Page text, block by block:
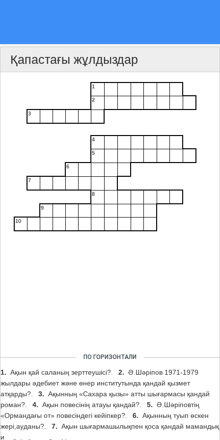
Қапастағы жұлдыздар
1
2
3
4
5
6
7
8
9
10
ПО ГОРИЗОНТАЛИ
1. Ақын қай саланың зерттеушісі?. 2. Ә.Шәріпов 1971-1979
жылдары әдебиет және өнер институтында қандай қызмет
атқарды?.
3. Ақынның «Сахара қызы» атты шығармасы қандай
роман?.
4. Ақын повесінің атауы қандай?. 5. Ә.Шәріповтің
«Ормандағы от» повесіндегі кейіпкер?.
6. Ақынның туып өскен
жері,ауданы?.
7. Ақын шығармашылықпен қоса қандай мамандық
игерген?.